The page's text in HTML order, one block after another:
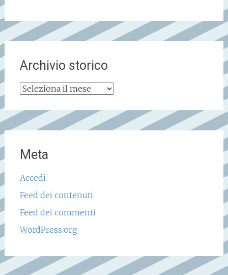
Archivio storico
Archivio
Meta
Accedi
Feed dei contenuti
Feed dei commenti
WordPress.org